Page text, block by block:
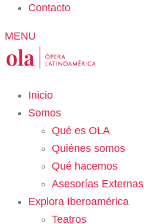
Contacto
MENU
Inicio
Somos
Qué es OLA
Quiénes somos
Qué hacemos
Asesorías Externas
Explora Iberoamérica
Teatros